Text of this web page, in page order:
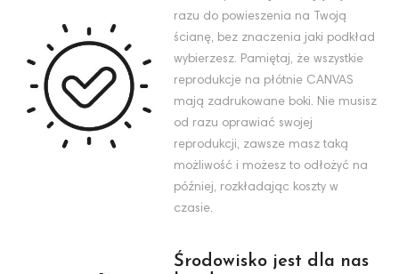
razu do powieszenia na Twoją
ścianę, bez znaczenia jaki podkład
wybierzesz. Pamiętaj, że wszystkie
reprodukcje na płótnie CANVAS
mają zadrukowane boki. Nie musisz
od razu oprawiać swojej
reprodukcji, zawsze masz taką
możliwość i możesz to odłożyć na
później, rozkładając koszty w
czasie.
Środowisko jest dla nas